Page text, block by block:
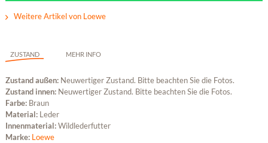
Weitere Artikel von Loewe
ZUSTAND MEHR INFO
Zustand außen: Neuwertiger Zustand. Bitte beachten Sie die Fotos.
Zustand innen: Neuwertiger Zustand. Bitte beachten Sie die Fotos.
Farbe: Braun
Material: Leder
Innenmaterial:Wildlederfutter
Marke: Loewe